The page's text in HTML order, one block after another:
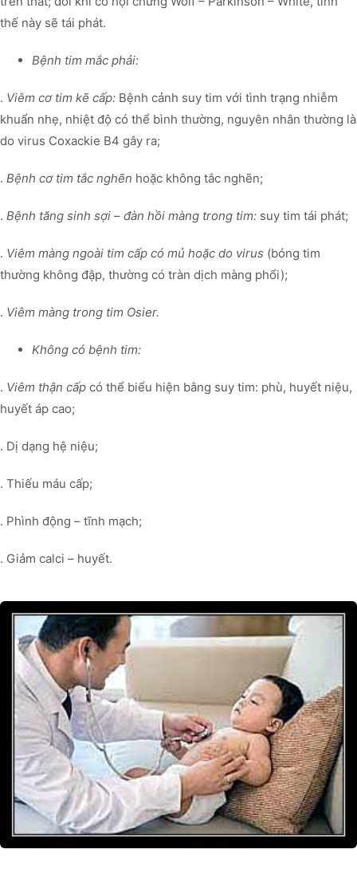
thế này sẽ tái phát.
Bệnh tim mắc phải:
. Viêm cơ tim kẽ cấp: Bệnh cảnh suy tim với tình trạng nhiễm
khuẩn nhẹ, nhiệt độ có thể bình thường, nguyên nhân thường là
do virus Coxackie B4 gây ra;
. Bệnh cơ tim tắc nghẽn hoặc không tắc nghẽn;
. Bệnh tăng sinh sợi – đàn hồi màng trong tim: suy tim tái phát;
. Viêm màng ngoài tim cấp có mủ hoặc do virus (bóng tim
thường không đập, thường có tràn dịch màng phổi);
. Viêm màng trong tim Osier.
Không có bệnh tim:
. Viêm thận cấp có thể biểu hiện bằng suy tim: phù, huyết niệu,
huyết áp cao;
. Dị dạng hệ niệu;
. Thiếu máu cấp;
. Phình động – tĩnh mạch;
. Giảm calci – huyết.